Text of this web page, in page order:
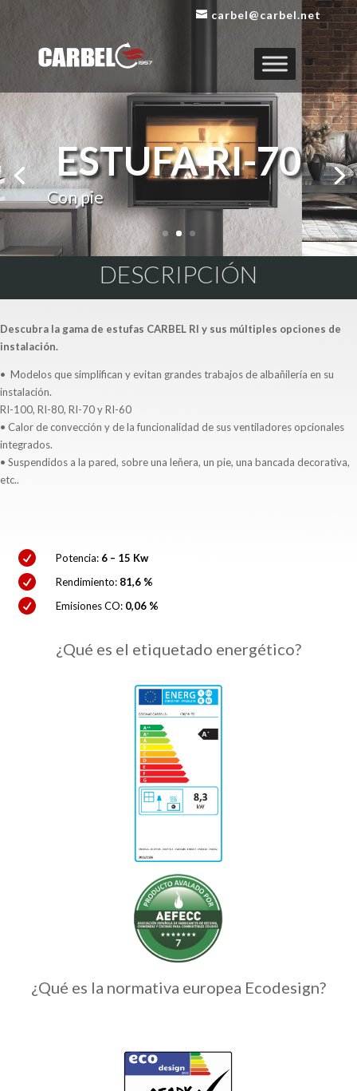
carbel@carbel.net
ESTUFA RI-70
Con pie
Reproductor
DESCRIPCIÓN
Descubra la gama de estufas CARBEL RI y sus múltiples opciones de
instalación.
• Modelos que simplifican y evitan grandes trabajos de albañilería en su
instalación.
RI-100, RI-80, RI-70 y RI-60
• Calor de convección y de la funcionalidad de sus ventiladores opcionales
integrados.
• Suspendidos a la pared, sobre una leñera, un pie, una bancada decorativa,
etc..
 Potencia: 6 – 15 Kw
 Rendimiento: 81,6 %
 Emisiones CO: 0,06 %
¿Qué es el etiquetado energético?
¿Qué es la normativa europea Ecodesign?